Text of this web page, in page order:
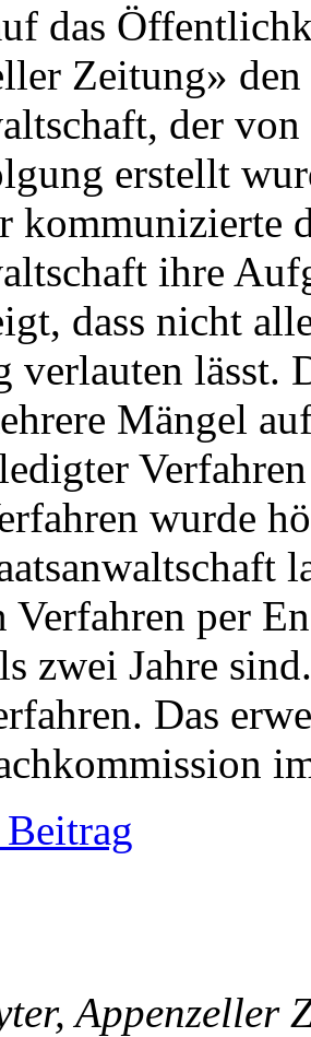
das
Zeitung»
der
erstellt
kommunizierte
ihre
dass nicht
lässt.
Mängel
wurde
Verfahren per
zwei Jahre
Das
Appenzeller